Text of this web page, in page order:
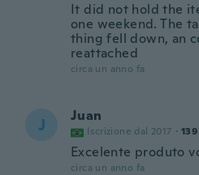
It did not hold the
one weekend. The
thing fell down, an
reattached
circa un anno fa
J Juan
Iscrizione dal 2017 · 139
Excelente produto
circa un anno fa